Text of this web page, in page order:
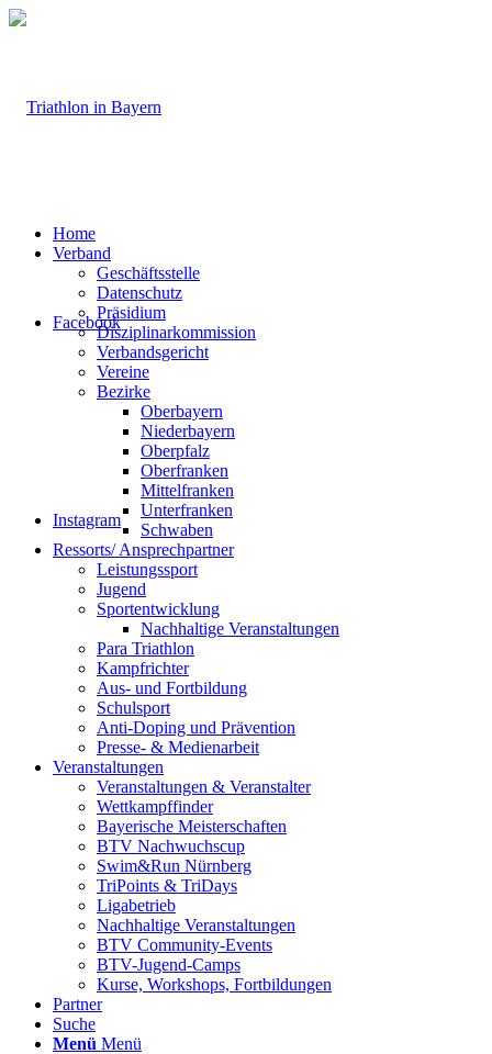
Facebook
Instagram
Home
Verband
Geschäftsstelle
Datenschutz
Präsidium
Disziplinarkommission
Verbandsgericht
Vereine
Bezirke
Oberbayern
Niederbayern
Oberpfalz
Oberfranken
Mittelfranken
Unterfranken
Schwaben
Ressorts/ Ansprechpartner
Leistungssport
Jugend
Sportentwicklung
Nachhaltige Veranstaltungen
Para Triathlon
Kampfrichter
Aus- und Fortbildung
Schulsport
Anti-Doping und Prävention
Presse- & Medienarbeit
Veranstaltungen
Veranstaltungen & Veranstalter
Wettkampffinder
Bayerische Meisterschaften
BTV Nachwuchscup
Swim&Run Nürnberg
TriPoints & TriDays
Ligabetrieb
Nachhaltige Veranstaltungen
BTV Community-Events
BTV-Jugend-Camps
Kurse, Workshops, Fortbildungen
Partner
Suche
Menü Menü